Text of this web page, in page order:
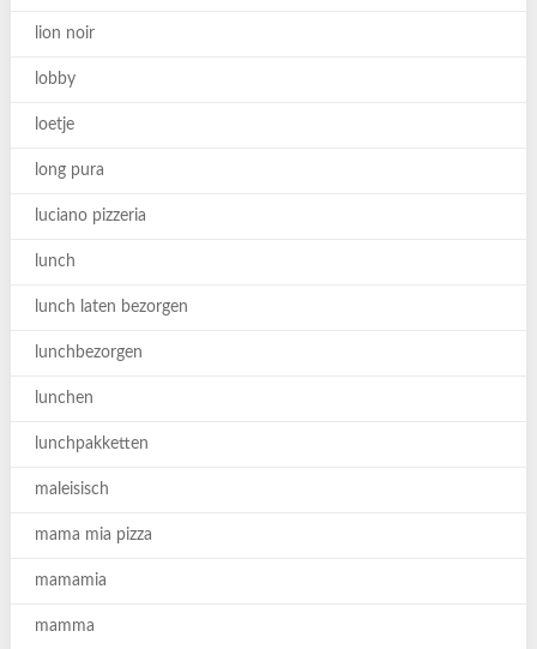
lion noir
lobby
loetje
long pura
luciano pizzeria
lunch
lunch laten bezorgen
lunchbezorgen
lunchen
lunchpakketten
maleisisch
mama mia pizza
mamamia
mamma